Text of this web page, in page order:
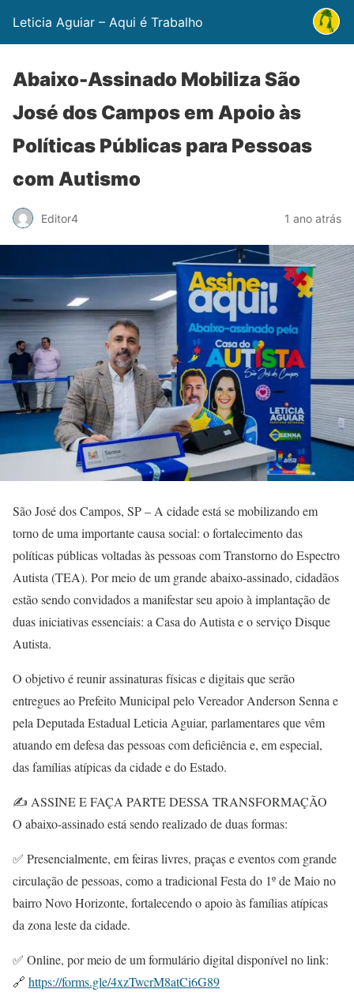
Leticia Aguiar – Aqui é Trabalho
Abaixo-Assinado Mobiliza São
José dos Campos em Apoio às
Políticas Públicas para Pessoas
com Autismo
Editor4 1 ano atrás
São José dos Campos, SP – A cidade está se mobilizando em
torno de uma importante causa social: o fortalecimento das
políticas públicas voltadas às pessoas com Transtorno do Espectro
Autista (TEA). Por meio de um grande abaixo-assinado, cidadãos
estão sendo convidados a manifestar seu apoio à implantação de
duas iniciativas essenciais: a Casa do Autista e o serviço Disque
Autista.
O objetivo é reunir assinaturas físicas e digitais que serão
entregues ao Prefeito Municipal pelo Vereador Anderson Senna e
pela Deputada Estadual Leticia Aguiar, parlamentares que vêm
atuando em defesa das pessoas com deficiência e, em especial,
das famílias atípicas da cidade e do Estado.
✍️ ASSINE E FAÇA PARTE DESSA TRANSFORMAÇÃO
O abaixo-assinado está sendo realizado de duas formas:
✅ Presencialmente, em feiras livres, praças e eventos com grande
circulação de pessoas, como a tradicional Festa do 1º de Maio no
bairro Novo Horizonte, fortalecendo o apoio às famílias atípicas
da zona leste da cidade.
✅ Online, por meio de um formulário digital disponível no link:
🔗 https://forms.gle/4xzTwcrM8atCi6G89